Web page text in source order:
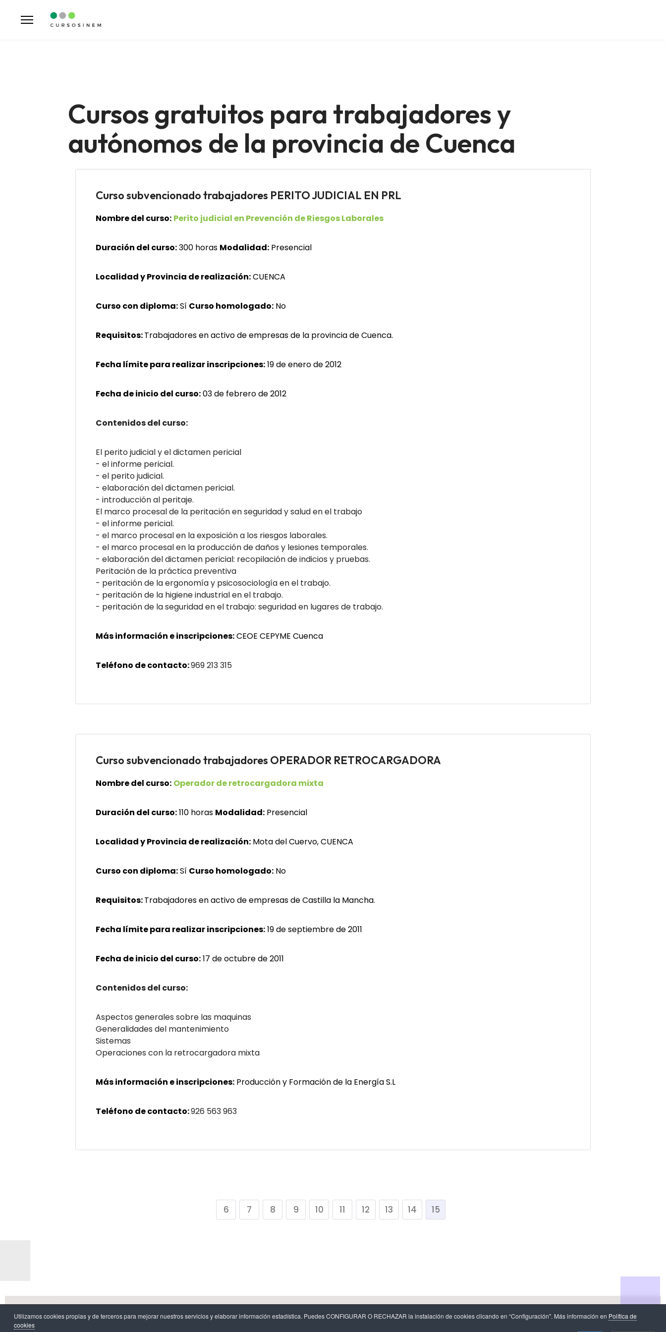
Utilizamos cookies propias y de terceros para mejorar nuestros servicios y elaborar información estadística. Puedes CONFIGURAR O RECHAZAR la instalación de cookies clicando en “Configuración". Más información en Política de
cookies
Cursos gratuitos para trabajadores y
autónomos de la provincia de Cuenca
Curso subvencionado trabajadores PERITO JUDICIAL EN PRL
Nombre del curso: Perito judicial en Prevención de Riesgos Laborales
Duración del curso:300 horas Modalidad: Presencial
Localidad y Provincia de realización:CUENCA
Curso con diploma:Sí Curso homologado: No
Requisitos:Trabajadores en activo de empresas de la provincia de Cuenca.
Fecha límite para realizar inscripciones:19 de enero de 2012
Fecha de inicio del curso:03 de febrero de 2012
Contenidos del curso:
El perito judicial y el dictamen pericial
- el informe pericial.
- el perito judicial.
- elaboración del dictamen pericial.
- introducción al peritaje.
El marco procesal de la peritación en seguridad y salud en el trabajo
- el informe pericial.
- el marco procesal en la exposición a los riesgos laborales.
- el marco procesal en la producción de daños y lesiones temporales.
- elaboración del dictamen pericial: recopilación de indicios y pruebas.
Peritación de la práctica preventiva
- peritación de la ergonomía y psicosociología en el trabajo.
- peritación de la higiene industrial en el trabajo.
- peritación de la seguridad en el trabajo: seguridad en lugares de trabajo.
Más información e inscripciones:CEOE CEPYME Cuenca
Teléfono de contacto:969 213 315
Curso subvencionado trabajadores OPERADOR RETROCARGADORA
Nombre del curso: Operador de retrocargadora mixta
Duración del curso:110 horas Modalidad: Presencial
Localidad y Provincia de realización: Mota del Cuervo, CUENCA
Curso con diploma:Sí Curso homologado: No
Requisitos:Trabajadores en activo de empresas de Castilla la Mancha.
Fecha límite para realizar inscripciones:19 de septiembre de 2011
Fecha de inicio del curso:17 de octubre de 2011
Contenidos del curso:
Aspectos generales sobre las maquinas
Generalidades del mantenimiento
Sistemas
Operaciones con la retrocargadora mixta
Más información e inscripciones: Producción y Formación de la Energía S.L
Teléfono de contacto:926 563 963
6 7 8 9 10 11 12 13 14 15
Aviso legal-Política de cookies y configuración de cookies- Protección de datos.